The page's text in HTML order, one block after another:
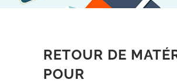
RETOUR DE
POUR